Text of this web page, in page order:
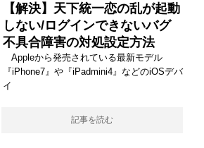
【解決】天下統一恋の乱が起動
しない/ログインできないバグ
不具合障害の対処設定方法
Appleから発売されている最新モデル
『iPhone7』や『iPadmini4』などのiOSデバ
イ
記事を読む